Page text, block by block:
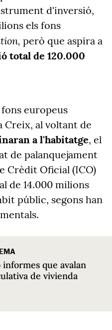
d'inversió,
els fons
però que aspira a
total de 120.000
europeus
Creix, al voltant de
a l'habitatge, el
de palanquejament
Crèdit Oficial (ICO)
de 14.000 milions
públic, segons han
que avalan
de vivienda